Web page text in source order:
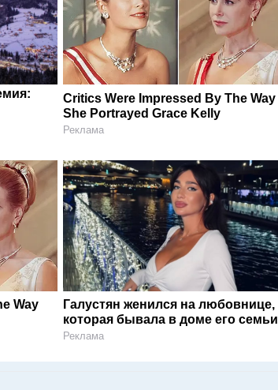
Critics Were Impressed By The Way
She Portrayed Grace Kelly
Реклама
Way
Галустян женился на любовнице,
которая бывала в доме его семьи
Реклама